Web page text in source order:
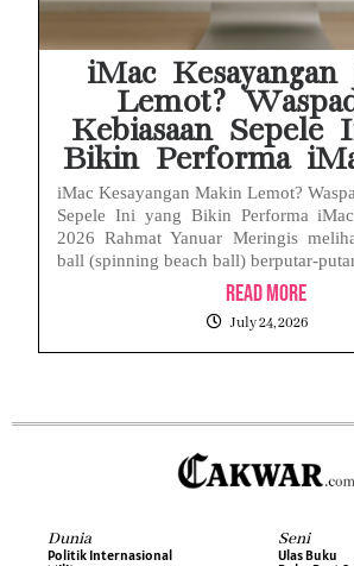
iMac
Lemot?
Kebiasaan Sepele
Bikin Performa
iMac Kesayangan Makin Lemot?
Sepele Ini yang Bikin Performa
2026 Rahmat Yanuar Meringis
ball (spinning beach ball) berputar-
Read More
July 24, 2026
Dunia
Politik Internasional
Seni
Ulas Buku